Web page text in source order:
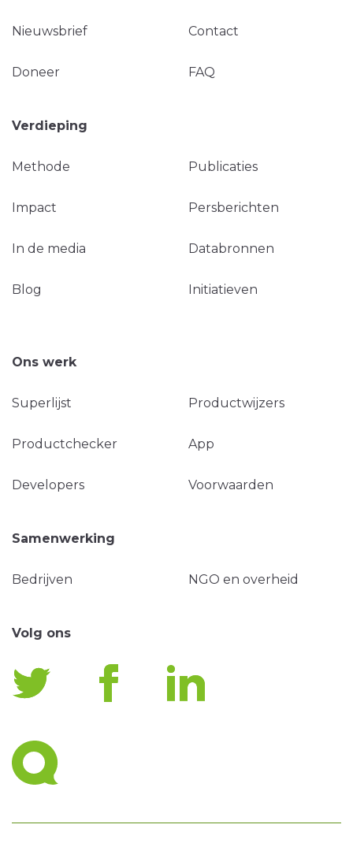
Nieuwsbrief Contact
Doneer FAQ
Verdieping
Methode Publicaties
Impact Persberichten
In de media Databronnen
Blog Initiatieven
Ons werk
Superlijst Productwijzers
Productchecker App
Developers Voorwaarden
Samenwerking
Bedrijven NGO en overheid
Volg ons